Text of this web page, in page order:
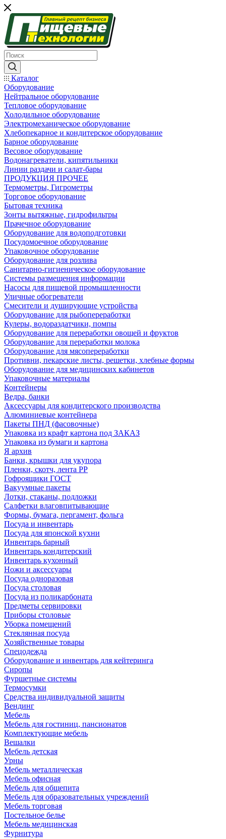
Каталог
Оборудование
Нейтральное оборудование
Тепловое оборудование
Холодильное оборудование
Электромеханическое оборудование
Хлебопекарное и кондитерское оборудование
Барное оборудование
Весовое оборудование
Водонагреватели, кипятильники
Линии раздачи и салат-бары
ПРОДУКЦИЯ ПРОЧЕЕ
Термометры, Гигрометры
Торговое оборудование
Бытовая техника
Зонты вытяжные, гидрофильтры
Прачечное оборудование
Оборудование для водоподготовки
Посудомоечное оборудование
Упаковочное оборудование
Оборудование для розлива
Санитарно-гигиеническое оборудование
Системы размещения информации
Насосы для пищевой промышленности
Уличные обогреватели
Смесители и душирующие устройства
Оборудование для рыбопереработки
Кулеры, водораздатчики, помпы
Оборудование для переработки овощей и фруктов
Оборудование для переработки молока
Оборудование для мясопереработки
Противни, пекарские листы, решетки, хлебные формы
Оборудование для медицинских кабинетов
Упаковочные материалы
Контейнеры
Ведра, банки
Аксессуары для кондитерского производства
Алюминиевые контейнера
Пакеты ПНД (фасовочные)
Упаковка из крафт картона под ЗАКАЗ
Упаковка из бумаги и картона
Я архив
Банки, крышки для укупора
Пленки, скотч, лента РР
Гофроящики ГОСТ
Вакуумные пакеты
Лотки, стаканы, подложки
Салфетки влаговпитывающие
Формы, бумага, пергамент, фольга
Посуда и инвентарь
Посуда для японской кухни
Инвентарь барный
Инвентарь кондитерский
Инвентарь кухонный
Ножи и аксессуары
Посуда одноразовая
Посуда столовая
Посуда из поликарбоната
Предметы сервировки
Приборы столовые
Уборка помещений
Стеклянная посуда
Хозяйственные товары
Спецодежда
Оборудование и инвентарь для кейтеринга
Сиропы
Фуршетные системы
Термосумки
Средства индивидуальной защиты
Вендинг
Мебель
Мебель для гостиниц, пансионатов
Комплектующие мебель
Вешалки
Мебель детская
Урны
Мебель металлическая
Мебель офисная
Мебель для общепита
Мебель для образовательных учреждений
Мебель торговая
Постельное белье
Мебель медицинская
Фурнитура